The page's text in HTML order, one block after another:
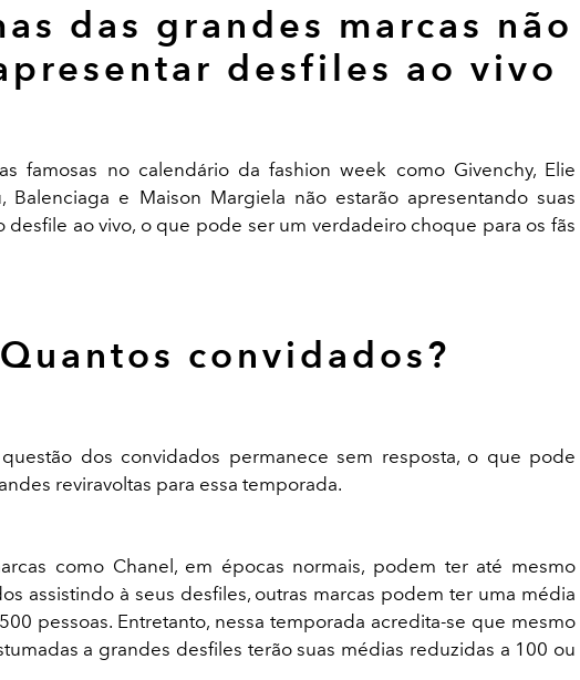
das grandes marcas não
desfiles ao vivo
famosas no calendário da fashion week como Givenchy, Elie
Balenciaga e Maison Margiela não estarão apresentando suas
desfile ao vivo, o que pode ser um verdadeiro choque para os fãs
Quantos convidados?
dos convidados permanece sem resposta, o que pode
reviravoltas para essa temporada.
como Chanel, em épocas normais, podem ter até mesmo
assistindo à seus desfiles, outras marcas podem ter uma média
pessoas. Entretanto, nessa temporada acredita-se que mesmo
a grandes desfiles terão suas médias reduzidas a 100 ou